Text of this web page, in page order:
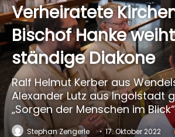
Verheiratete
Bischof Hanke
ständige Diakone
Ralf Helmut Kerber aus
Alexander Lutz aus Ingolstadt
„Sorgen der Menschen im Blick“
Stephan Zengerle 17. Oktober 2022